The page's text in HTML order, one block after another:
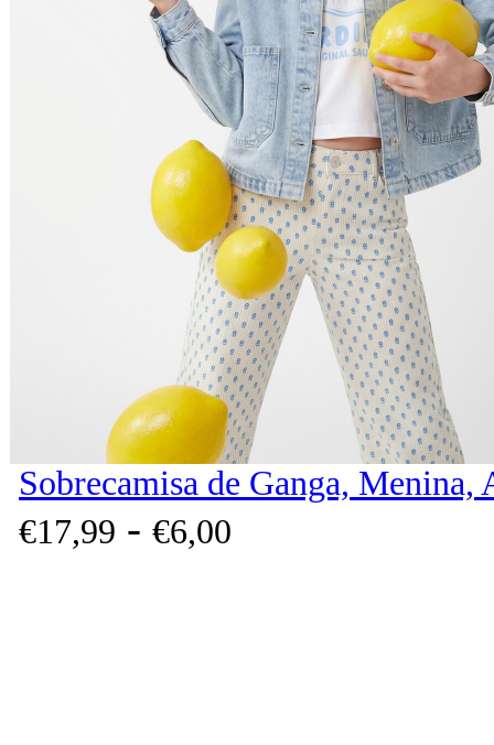
Sobrecamisa de Ganga, Menina,
€17,99 - €6,00